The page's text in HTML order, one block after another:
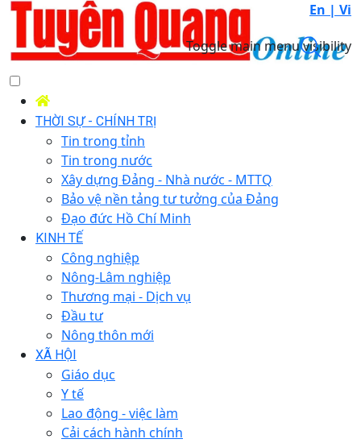
En | Vi
Toggle main menu visibility
THỜI SỰ - CHÍNH TRỊ
Tin trong tỉnh
Tin trong nước
Xây dựng Đảng - Nhà nước - MTTQ
Bảo vệ nền tảng tư tưởng của Đảng
Đạo đức Hồ Chí Minh
KINH TẾ
Công nghiệp
Nông-Lâm nghiệp
Thương mại - Dịch vụ
Đầu tư
Nông thôn mới
XÃ HỘI
Giáo dục
Y tế
Lao động - việc làm
Cải cách hành chính